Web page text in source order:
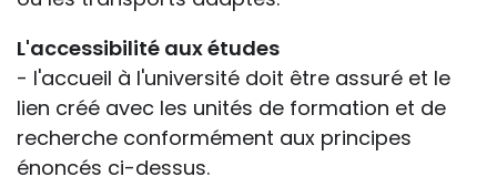
L'accessibilité aux études
- l'accueil à l'université doit être assuré et le
lien créé avec les unités de formation et de
recherche conformément aux principes
énoncés ci-dessus.